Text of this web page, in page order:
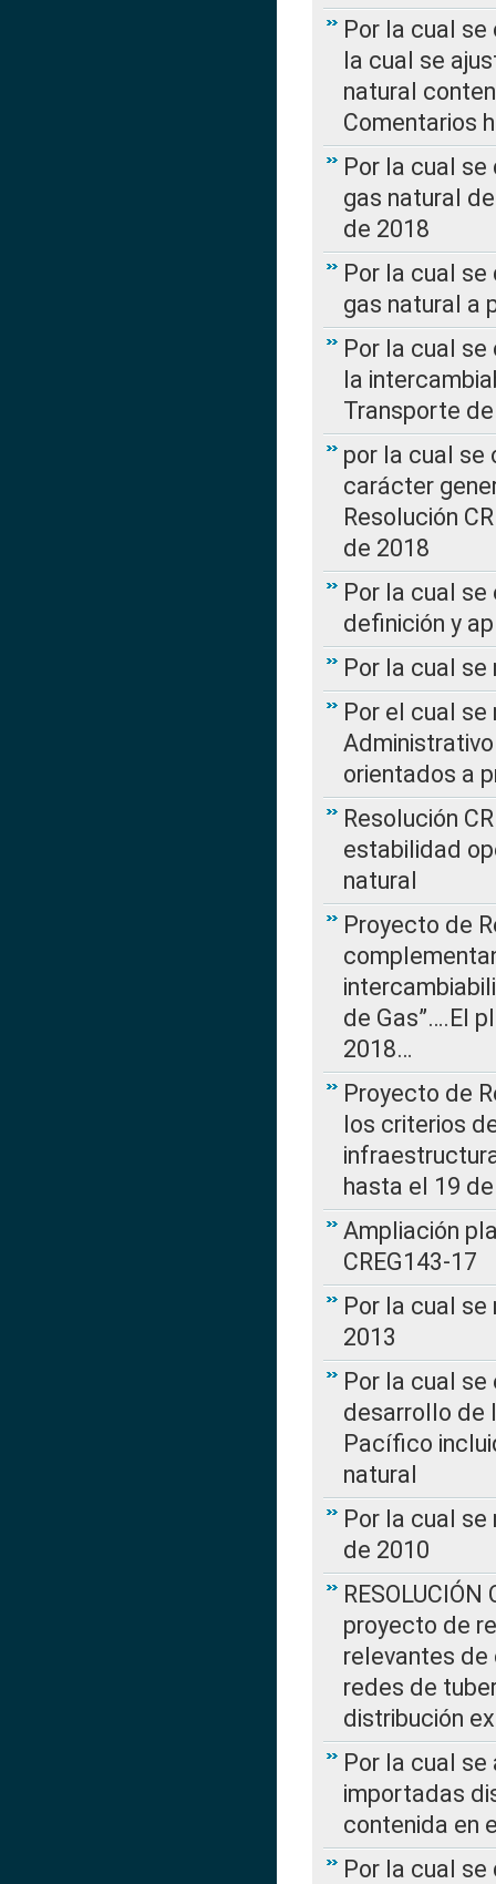
Por la cual se
la cual se
natural
Comentarios
Por la cual
gas natural
de 2018
Por la cual
gas natural a
Por la cual
la
Transporte
por la cual se
carácter
Resolución
de 2018
Por la cual
definición y
Por la cual
Por el cual
orientados a
Resolución
estabilidad
natural
Proyecto de
de Gas”….El
2018…
Proyecto de
los criterios
hasta el 19
Ampliación
CREG143-17
Por la cual se
2013
Por la cual
desarrollo de
Pacífico
natural
Por la cual se
de 2010
proyecto de
relevantes de
redes de
distribución
Por la cual
importadas
contenida en
Por la cual se